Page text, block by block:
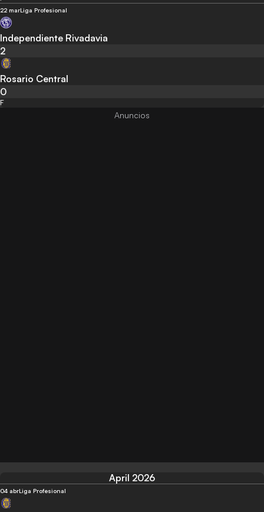
22 marLiga Profesional
Independiente Rivadavia
2
Rosario Central
0
F
April 2026
04 abrLiga Profesional